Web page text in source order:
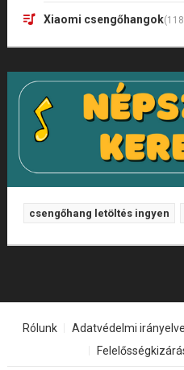
Xiaomi csengőhangok
csengőhang letöltés ingyen
Rólunk Adatvédelmi